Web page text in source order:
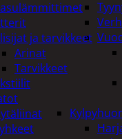
ja tarvikkeet
Arinat
Tarvikkeet